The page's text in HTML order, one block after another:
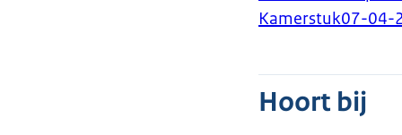
Kamerstuk07-04-
Hoort bij